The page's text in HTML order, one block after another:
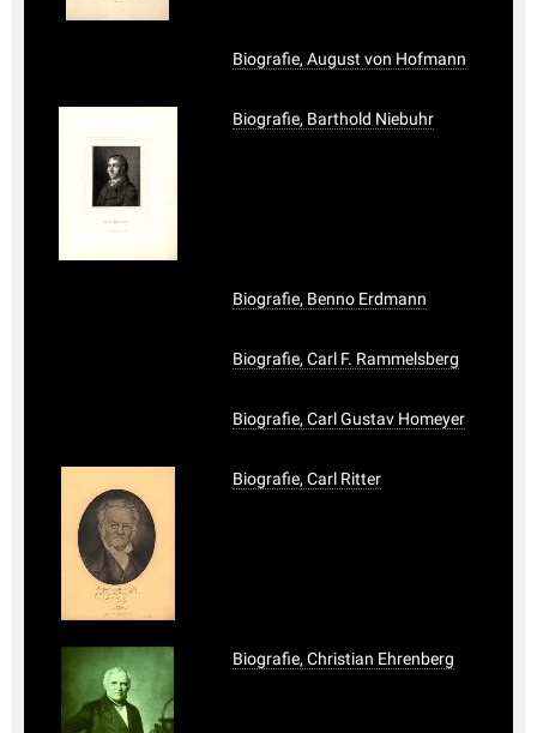
Biografie, August von Hofmann
Biografie, Barthold Niebuhr
Biografie, Benno Erdmann
Biografie, Carl F. Rammelsberg
Biografie, Carl Gustav Homeyer
Biografie, Carl Ritter
Biografie, Christian Ehrenberg